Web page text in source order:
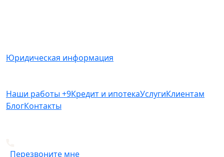
Юридическая информация
Наши работы +9Кредит и ипотекаУслугиКлиентам
БлогКонтакты
Перезвоните мне